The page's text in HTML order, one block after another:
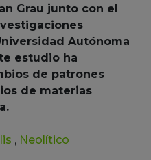
Grau junto con el
Autónoma
estudio ha
de patrones
de materias
, Neolítico